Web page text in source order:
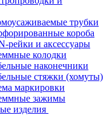
трубки
короба
рейки и аксессуары
колодки
наконечники
стяжки (хомуты)
маркировки
зажимы
изделия